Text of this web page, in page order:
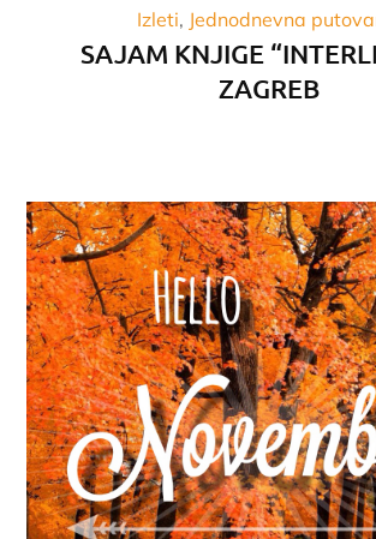
Izleti Jednodnevna
SAJAM KNJIGE
ZAGREB